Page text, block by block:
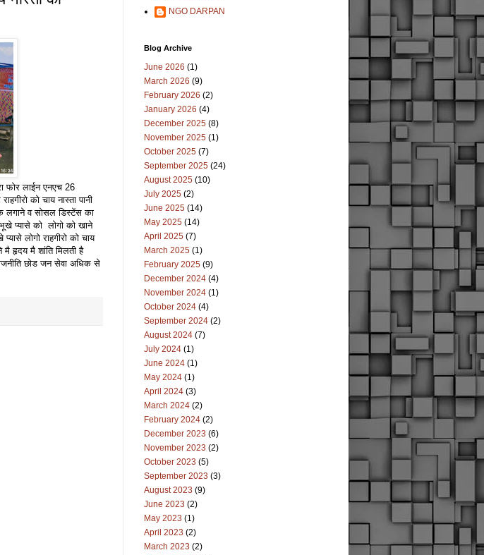
फोर लाईन एनएच 26
को चाय नास्ता पानी
लगाने व सोसल डिस्टेंस का
भूखे प्यासे को लोगो को खाने
लोगो राहगीरो को चाय
मै हृदय मै शांति मिलती है
छोड जन सेवा अधिक से
NGO DARPAN
Blog Archive
June 2026 (1)
March 2026 (9)
February 2026 (2)
January 2026 (4)
December 2025 (8)
November 2025 (1)
October 2025 (7)
September 2025 (24)
August 2025 (10)
July 2025 (2)
June 2025 (14)
May 2025 (14)
April 2025 (7)
March 2025 (1)
February 2025 (9)
December 2024 (4)
November 2024 (1)
October 2024 (4)
September 2024 (2)
August 2024 (7)
July 2024 (1)
June 2024 (1)
May 2024 (1)
April 2024 (3)
March 2024 (2)
February 2024 (2)
December 2023 (6)
November 2023 (2)
October 2023 (5)
September 2023 (3)
August 2023 (9)
June 2023 (2)
May 2023 (1)
April 2023 (2)
March 2023 (2)